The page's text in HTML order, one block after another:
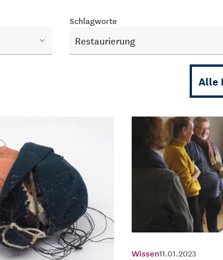
Schlagworte
Restaurierung
Alle
Wissen11.01.2023